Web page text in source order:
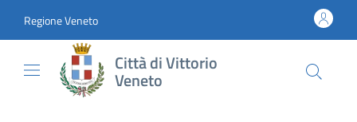
Regione Veneto
Città di Vittorio
Veneto